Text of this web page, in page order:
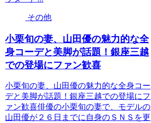
その他
小栗旬の妻、山田優の魅力的な全
身コーデと美脚が話題！銀座三越
での登場にファン歓喜
小栗旬の妻、山田優の魅力的な全身コー
デと美脚が話題！銀座三越での登場にフ
ァン歓喜俳優の小栗旬の妻で、モデルの
山田優が２６日までに自身のＳＮＳを更